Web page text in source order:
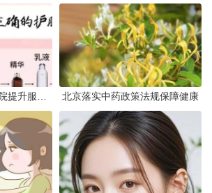
北京落实中药政策法规保障健康